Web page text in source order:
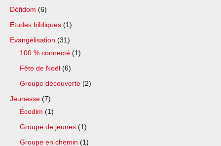
Défidom (6)
Études bibliques (1)
Evangélisation (31)
100 % connecté (1)
Fête de Noël (6)
Groupe découverte (2)
Jeunesse (7)
Écodim (1)
Groupe de jeunes (1)
Groupe en chemin (1)